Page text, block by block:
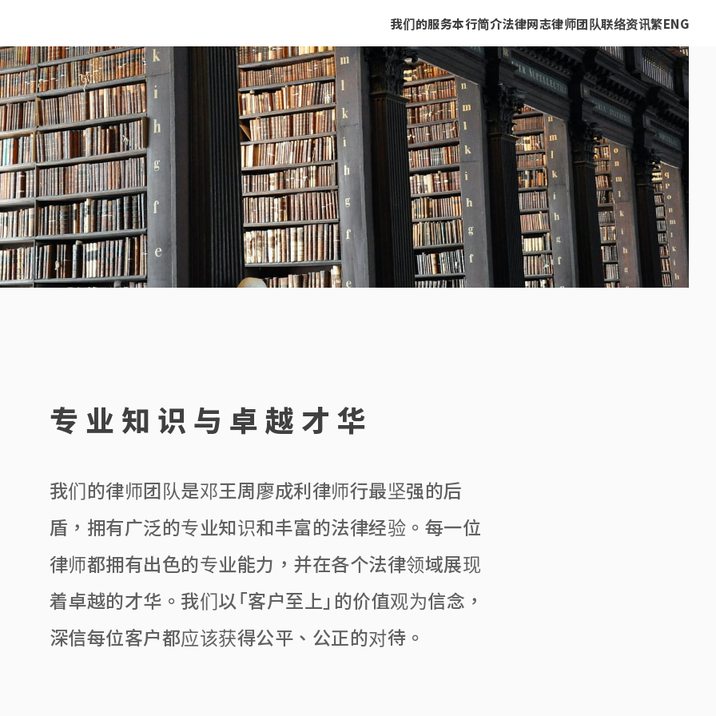
我们的服务本行简介法律网志律师团队联络资讯繁ENG
专业知识与卓越才华
我们的律师团队是邓王周廖成利律师行最坚强的后
盾，拥有广泛的专业知识和丰富的法律经验。每一位
律师都拥有出色的专业能力，并在各个法律领域展现
着卓越的才华。我们以「客户至上」的价值观为信念，
深信每位客户都应该获得公平、公正的对待。